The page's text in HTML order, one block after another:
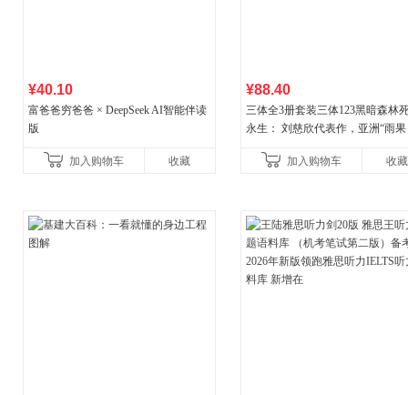
¥40.10
富爸爸穷爸爸 × DeepSeek AI智能伴读
版
加入购物车 收藏
¥88.40
三体全3册套装三体123黑暗森林
永生： 刘慈欣代表作，亚洲“雨果
小说代表作加入购物车 收藏